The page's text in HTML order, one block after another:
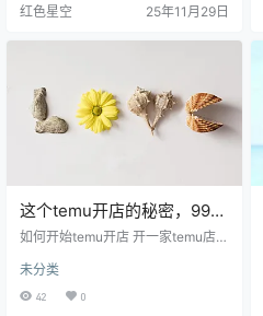
道哪个货架上的东西更受欢迎。比
oogle趋势，看看什么是流行的搜索
词。提升曝光率的一个好办…
红色星空 25年11月29日
这个temu开店的秘密，99%
的人都不知道！
如何开始temu开店 开一家temu店，
现，大家都喜欢买一些独特的东
西？我们可以瞄准一些市场空缺，
比如特定的工艺品或者小众品牌。
未分类
42 0